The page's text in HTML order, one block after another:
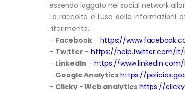
essendo loggato nel social network
La raccolta e l'uso delle informazioni
riferimento.
- Facebook - https://
- Twitter - https://help.twitter.com/
- LinkedIn - https://
- Google Analytics https://
- Clicky - Web analytics https://